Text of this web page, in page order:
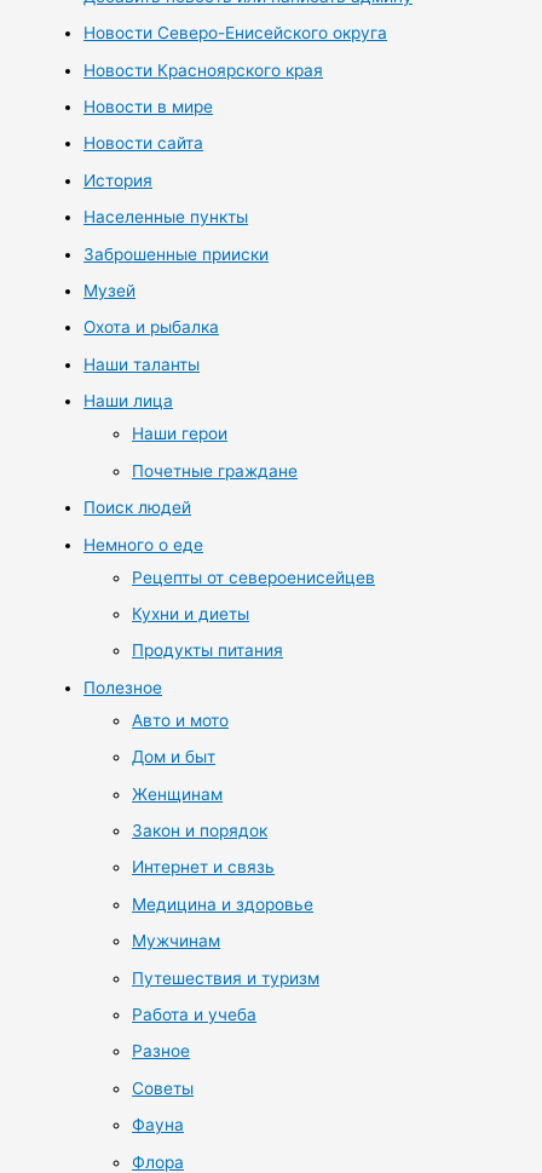
Новости Северо-Енисейского округа
Новости Красноярского края
Новости в мире
Новости сайта
История
Населенные пункты
Заброшенные прииски
Музей
Охота и рыбалка
Наши таланты
Наши лица
Наши герои
Почетные граждане
Поиск людей
Немного о еде
Рецепты от североенисейцев
Кухни и диеты
Продукты питания
Полезное
Авто и мото
Дом и быт
Женщинам
Закон и порядок
Интернет и связь
Медицина и здоровье
Мужчинам
Путешествия и туризм
Работа и учеба
Разное
Советы
Фауна
Флора